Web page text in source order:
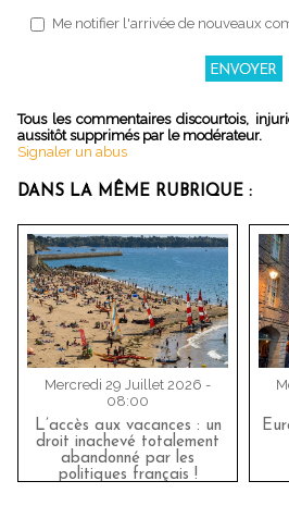
Me notifier l'arrivée de nouveaux
Tous les commentaires discourtois,
aussitôt supprimés par le modérateur.
Signaler un abus
DANS LA MÊME RUBRIQUE :
Mercredi 29 Juillet 2026 -
08:00
L’accès aux vacances : un
droit inachevé totalement
abandonné par les
politiques français !